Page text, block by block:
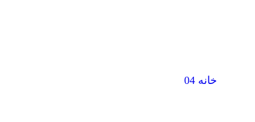
خانه 04